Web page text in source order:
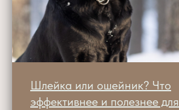
Шлейка или ошейник? Что
эффективнее и полезнее для